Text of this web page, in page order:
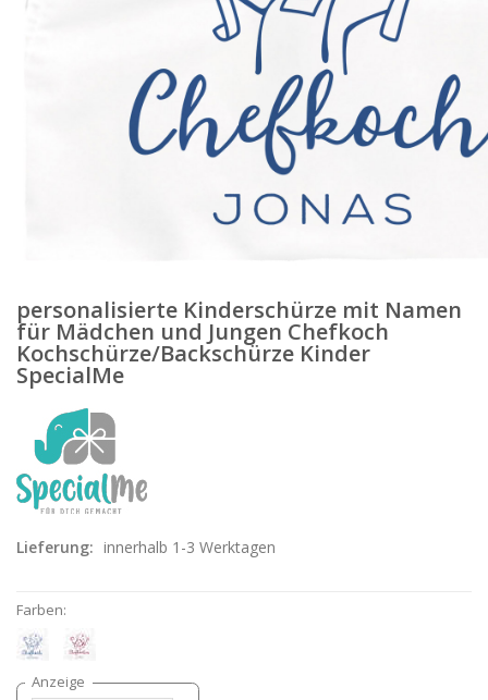
personalisierte Kinderschürze mit Namen
für Mädchen und Jungen Chefkoch
Kochschürze/Backschürze Kinder
SpecialMe
Lieferung: innerhalb 1-3 Werktagen
Farben: